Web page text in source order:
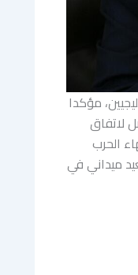
مؤكدا
لاتفاق
الحرب
ميداني في